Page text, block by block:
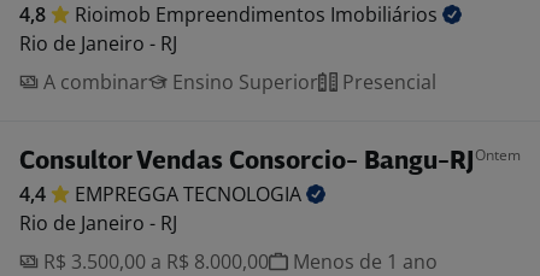
4,8 Rioimob Empreendimentos Imobiliários
Rio de Janeiro - RJ
A combinar
Ensino Superior Presencial
Consultor Vendas Consorcio- Bangu-RJ Ontem
4,4 EMPREGGATECNOLOGIA
Rio de Janeiro - RJ
R$ 3.500,00 a R$ 8.000,00
Menos de 1 ano